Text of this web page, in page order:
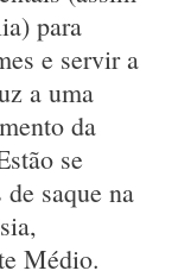
para
e servir a
a uma
da
se
saque na
Médio.